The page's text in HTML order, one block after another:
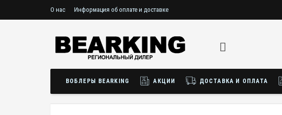
О нас Информация об оплате и доставке
ВОБЛЕРЫ BEARKING АКЦИИ ДОСТАВКА И ОПЛАТА